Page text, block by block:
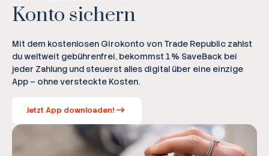
Konto sichern
Mit dem kostenlosen Girokonto von Trade Republic zahlst
du weltweit gebührenfrei, bekommst 1 % SaveBack bei
jeder Zahlung und steuerst alles digital über eine einzige
App – ohne versteckte Kosten.
Jetzt App downloaden!